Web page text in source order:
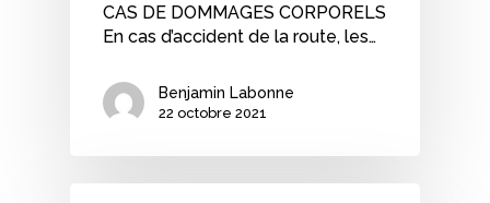
CAS DE DOMMAGES CORPORELS
En cas d’accident de la route, les…
Benjamin Labonne
22 octobre 2021